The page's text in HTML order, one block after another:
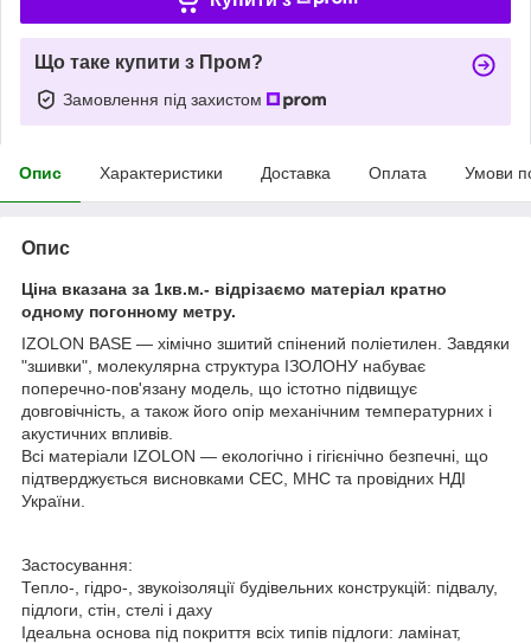
Що таке купити з Пром?
Замовлення під захистом
Опис Характеристики Доставка Оплата Умови
Опис
Ціна вказана за 1кв.м.- відрізаємо матеріал кратно
одному погонному метру.
IZOLON BASE ― хімічно зшитий спінений поліетилен. Завдяки
"зшивки", молекулярна структура ІЗОЛОНУ набуває
поперечно-пов'язану модель, що істотно підвищує
довговічність, а також його опір механічним температурних і
акустичних впливів.
Всі матеріали IZOLON ― екологічно і гігієнічно безпечні, що
підтверджується висновками СЕС, МНС та провідних НДІ
України.
Застосування:
Тепло-, гідро-, звукоізоляції будівельних конструкцій: підвалу,
підлоги, стін, стелі і даху
Ідеальна основа під покриття всіх типів підлоги: ламінат,